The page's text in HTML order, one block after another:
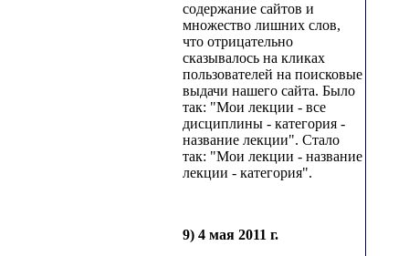
содержание сайтов и
множество лишних слов,
что отрицательно
сказывалось на кликах
пользователей на поисковые
выдачи нашего сайта. Было
так: "Мои лекции - все
дисциплины - категория -
название лекции". Стало
так: "Мои лекции - название
лекции - категория".
9) 4 мая 2011 г.